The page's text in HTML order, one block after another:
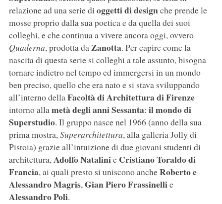
relazione ad una serie di oggetti di designche prende le
mosse proprio dalla sua poetica e da quella dei suoi
colleghi, e che continua a vivere ancora oggi, ovvero
Quaderna, prodotta daZanotta. Per capire come la
nascita di questa serie si colleghi a tale assunto, bisogna
tornare indietro nel tempo ed immergersi in un mondo
ben preciso, quello che era nato e si stava sviluppando
all’interno dellaFacoltà di Architettura di Firenze
intorno allametà degli anni Sessanta: il mondo di
Superstudio. Il gruppo nasce nel 1966 (anno della sua
prima mostra,Superarchitettura, alla galleria Jolly di
Pistoia) grazie all’intuizione di due giovani studenti di
architettura,Adolfo Natalinie Cristiano Toraldo di
Francia, ai quali presto si uniscono ancheRoberto e
Alessandro Magris,Gian Piero Frassinellie
Alessandro Poli.